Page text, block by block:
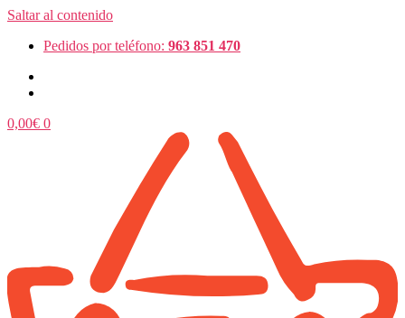
Saltar al contenido
Pedidos por teléfono: 963 851 470
0,00€ 0